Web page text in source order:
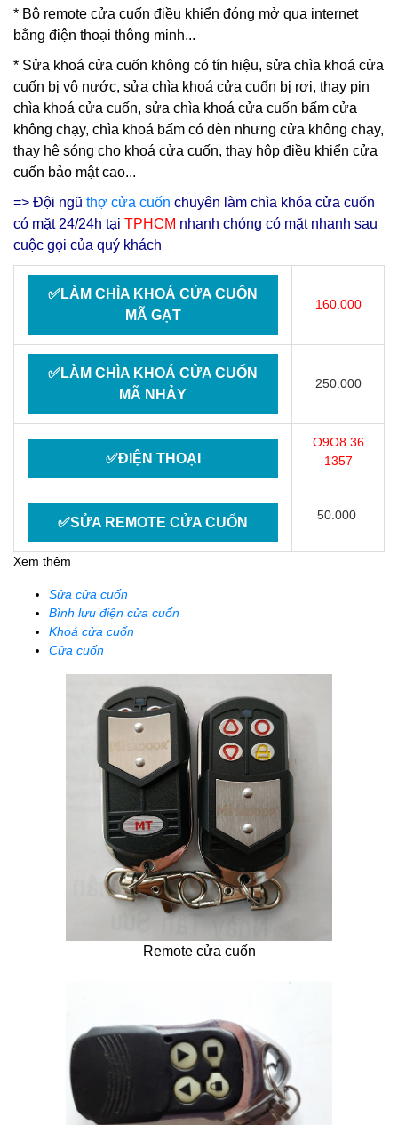
* Bộ remote cửa cuốn điều khiển đóng mở qua internet
bằng điện thoại thông minh...
* Sửa khoá cửa cuốn không có tín hiệu, sửa chìa khoá cửa
cuốn bị vô nước, sửa chìa khoá cửa cuốn bị rơi, thay pin
chìa khoá cửa cuốn, sửa chìa khoá cửa cuốn bấm cửa
không chạy, chìa khoá bấm có đèn nhưng cửa không chạy,
thay hệ sóng cho khoá cửa cuốn, thay hộp điều khiển cửa
cuốn bảo mật cao...
=> Đội ngũ thợ cửa cuốn chuyên làm chìa khóa cửa cuốn
có mặt 24/24h tại TPHCM nhanh chóng có mặt nhanh sau
cuộc gọi của quý khách
✅LÀM CHÌA KHOÁ CỬA CUỐN
MÃ GẠT
160.000
✅LÀM CHÌA KHOÁ CỬA CUỐN
MÃ NHẢY
250.000
✅ĐIỆN THOẠI
O9O8 36
1357
✅SỬA REMOTE CỬA CUỐN 50.000
Xem thêm
Sửa cửa cuốn
Bình lưu điện cửa cuốn
Khoá cửa cuốn
Cửa cuốn
Remote cửa cuốn